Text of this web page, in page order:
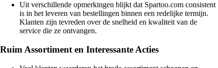
Uit verschillende opmerkingen blijkt dat Spartoo.com consistent
is in het leveren van bestellingen binnen een redelijke termijn.
Klanten zijn tevreden over de snelheid en kwaliteit van de
service die ze ontvangen.
Ruim Assortiment en Interessante Acties